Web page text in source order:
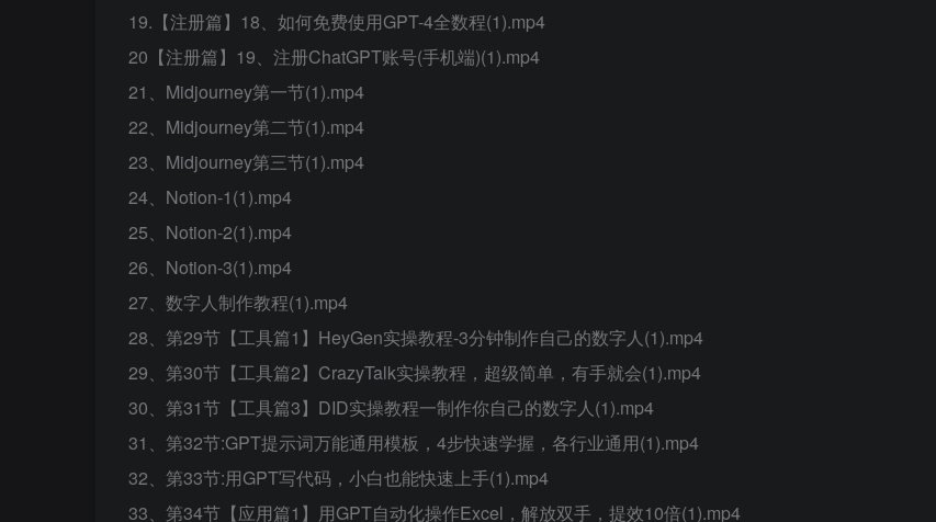
19.【注册篇】18、如何免费使用GPT-4全数程(1).mp4
20【注册篇】19、注册ChatGPT账号(手机端)(1).mp4
21、Midjourney第一节(1).mp4
22、Midjourney第二节(1).mp4
23、Midjourney第三节(1).mp4
24、Notion-1(1).mp4
25、Notion-2(1).mp4
26、Notion-3(1).mp4
27、数字人制作教程(1).mp4
28、第29节【工具篇1】HeyGen实操教程-3分钟制作自己的数字人(1).mp4
29、第30节【工具篇2】CrazyTalk实操教程，超级简单，有手就会(1).mp4
30、第31节【工具篇3】DID实操教程一制作你自己的数字人(1).mp4
31、第32节:GPT提示词万能通用模板，4步快速学握，各行业通用(1).mp4
32、第33节:用GPT写代码，小白也能快速上手(1).mp4
33、第34节【应用篇1】用GPT自动化操作Excel，解放双手，提效10倍(1).mp4